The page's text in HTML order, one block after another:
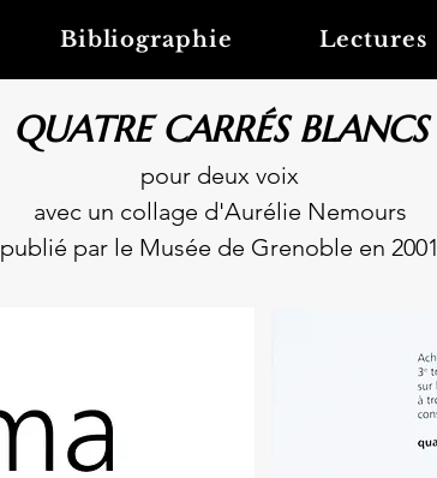
Bibliographie Lectures
QUATRE CARRÉS BLANCS
pour deux voix
avec un collage d'Aurélie Nemours
publié par le Musée de Grenoble en 2001